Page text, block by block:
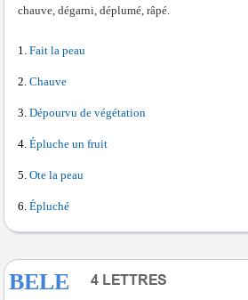
chauve, dégarni, déplumé, râpé.
Fait la peau
Chauve
Dépourvu de végétation
Épluche un fruit
Ote la peau
Épluché
BELE